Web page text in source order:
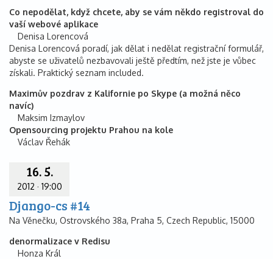
Co nepodělat, když chcete, aby se vám někdo registroval do
vaší webové aplikace
Denisa Lorencová
Denisa Lorencová poradí, jak dělat i nedělat registrační formulář,
abyste se uživatelů nezbavovali ještě předtím, než jste je vůbec
získali. Praktický seznam included.
Maximův pozdrav z Kalifornie po Skype (a možná něco
navíc)
Maksim Izmaylov
Opensourcing projektu Prahou na kole
Václav Řehák
16. 5.
2012 · 19:00
Django-cs #14
Na Věnečku, Ostrovského 38a, Praha 5, Czech Republic, 15000
denormalizace v Redisu
Honza Král